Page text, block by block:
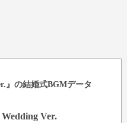
』の結婚式BGMデータ
Ver.